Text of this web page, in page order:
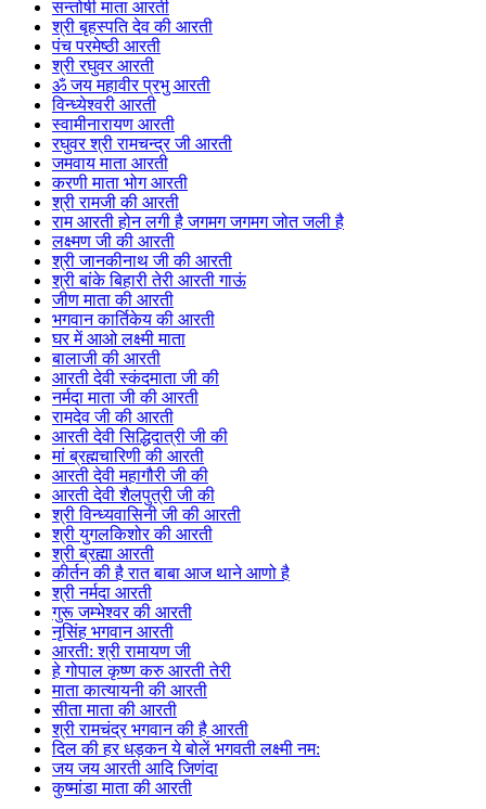
सन्तोषी माता आरती
श्री बृहस्पति देव की आरती
पंच परमेष्ठी आरती
श्री रघुवर आरती
ॐ जय महावीर प्रभु आरती
विन्ध्येश्वरी आरती
स्वामीनारायण आरती
रघुवर श्री रामचन्द्र जी आरती
जमवाय माता आरती
करणी माता भोग आरती
श्री रामजी की आरती
राम आरती होन लगी है जगमग जगमग जोत जली है
लक्ष्मण जी की आरती
श्री जानकीनाथ जी की आरती
श्री बांके बिहारी तेरी आरती गाऊं
जीण माता की आरती
भगवान कार्तिकेय की आरती
घर में आओ लक्ष्मी माता
बालाजी की आरती
आरती देवी स्कंदमाता जी की
नर्मदा माता जी की आरती
रामदेव जी की आरती
आरती देवी सिद्धिदात्री जी की
मां ब्रह्मचारिणी की आरती
आरती देवी महागौरी जी की
आरती देवी शैलपुत्री जी की
श्री विन्ध्यवासिनी जी की आरती
श्री युगलकिशोर की आरती
श्री ब्रह्मा आरती
कीर्तन की है रात बाबा आज थाने आणो है
श्री नर्मदा आरती
गुरू जम्भेश्वर की आरती
नृसिंह भगवान आरती
आरती: श्री रामायण जी
हे गोपाल कृष्ण करु आरती तेरी
माता कात्यायनी की आरती
सीता माता की आरती
श्री रामचंद्र भगवान की है आरती
दिल की हर धड़कन ये बोलें भगवती लक्ष्मी नम:
जय जय आरती आदि जिणंदा
कुष्मांडा माता की आरती